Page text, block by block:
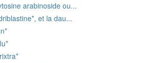
arabinoside ou...
et la dau...